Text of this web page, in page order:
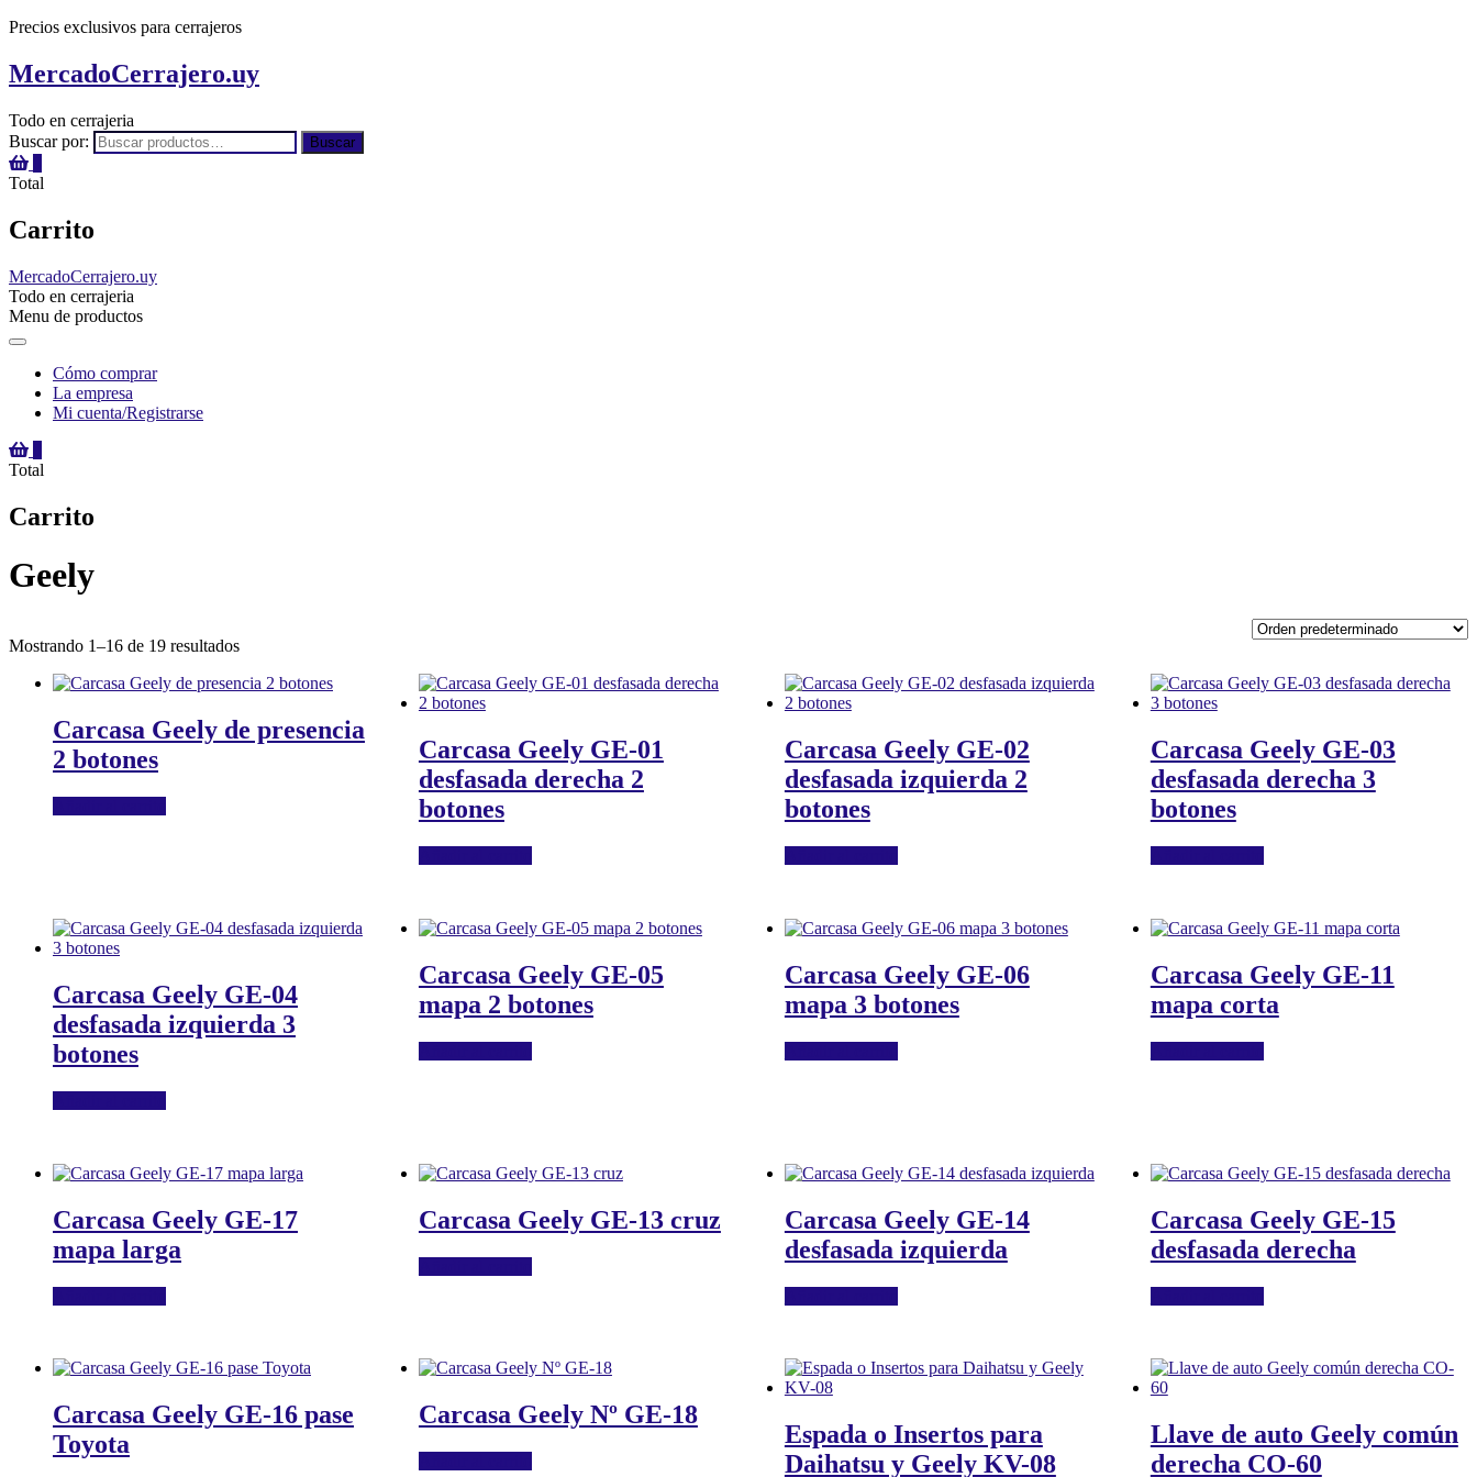
Precios exclusivos para cerrajeros
MercadoCerrajero.uy
Todo en cerrajeria
Buscar por:
Buscar
Total
Carrito
MercadoCerrajero.uy
Todo en cerrajeria
Menu de productos
Cómo comprar
La empresa
Mi cuenta/Registrarse
Total
Carrito
Geely
Mostrando 1–16 de 19 resultados
Carcasa Geely de presencia
2 botones
Carcasa Geely GE-01
desfasada derecha 2
botones
Carcasa Geely GE-02
desfasada izquierda 2
botones
Carcasa Geely GE-03
desfasada derecha 3
botones
Carcasa Geely GE-04
desfasada izquierda 3
botones
Carcasa Geely GE-05
mapa 2 botones
Carcasa Geely GE-06
mapa 3 botones
Carcasa Geely GE-11
mapa corta
Carcasa Geely GE-17
mapa larga
Carcasa Geely GE-13 cruz
Carcasa Geely GE-14
desfasada izquierda
Carcasa Geely GE-15
desfasada derecha
Carcasa Geely GE-16 pase
Toyota
Carcasa Geely Nº GE-18
Espada o Insertos para
Daihatsu y Geely KV-08
Llave de auto Geely común
derecha CO-60